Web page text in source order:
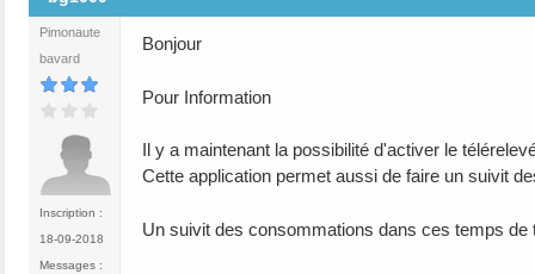
Pimonaute
bavard
Inscription :
18-09-2018
Messages :
Bonjour
Pour Information
Il y a maintenant la possibilité d'activer le
Cette application permet aussi de faire un suivit
Un suivit des consommations dans ces temps de